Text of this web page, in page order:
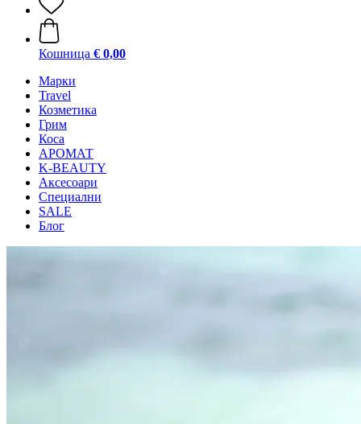
Кошница € 0,00
Mарки
Travel
Козметика
Грим
Коса
АРОМАТ
K-BEAUTY
Аксесоари
Специални
SALE
Блог